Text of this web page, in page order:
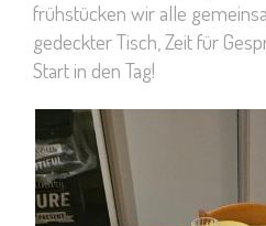
frühstücken wir alle
gedeckter Tisch, Zeit für
Start in den Tag!